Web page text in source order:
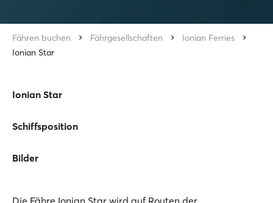
Fähren buchen Fährgesellschaften
Ionian Ferries
Ionian Star
Ionian Star
Schiffsposition
Bilder
Die Fähre Ionian Star wird auf Routen der